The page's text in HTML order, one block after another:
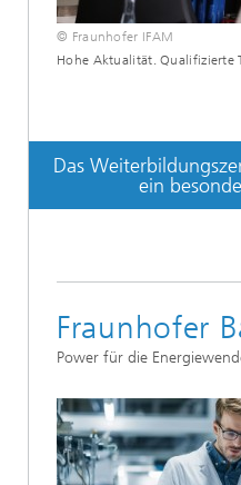
© Fraunhofer IFAM
Hohe Aktualität. Qualifizierte
Das
ein
Fraunhofer
Power für die